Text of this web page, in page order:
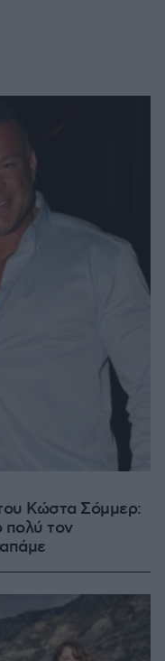
και πληρώνω
ΤΟΥΣ
ΤΟΥΣ ΕΠΙΑΣΑΝ
είμαστε
καμμία σχέση με
έρχονται κ
λοιπόν αυτές τις